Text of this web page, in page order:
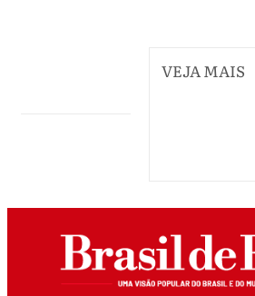
VEJA MAIS